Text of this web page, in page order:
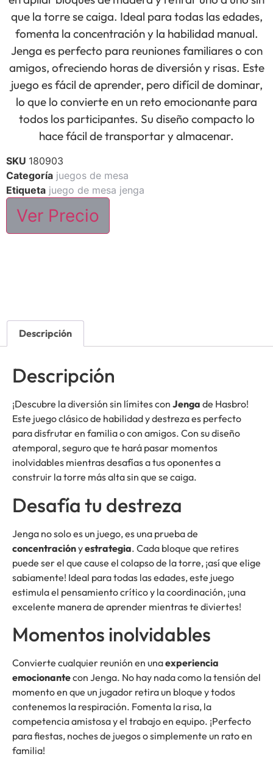
que la torre se caiga. Ideal para todas las edades,
fomenta la concentración y la habilidad manual.
Jenga es perfecto para reuniones familiares o con
amigos, ofreciendo horas de diversión y risas. Este
juego es fácil de aprender, pero difícil de dominar,
lo que lo convierte en un reto emocionante para
todos los participantes. Su diseño compacto lo
hace fácil de transportar y almacenar.
SKU 180903
Categoría juegos de mesa
Etiqueta juego de mesa jenga
Ver Precio
Descripción
Descripción
¡Descubre la diversión sin límites con Jenga de Hasbro!
Este juego clásico de habilidad y destreza es perfecto
para disfrutar en familia o con amigos. Con su diseño
atemporal, seguro que te hará pasar momentos
inolvidables mientras desafías a tus oponentes a
construir la torre más alta sin que se caiga.
Desafía tu destreza
Jenga no solo es un juego, es una prueba de
concentraciónyestrategia. Cada bloque que retires
puede ser el que cause el colapso de la torre, ¡así que elige
sabiamente! Ideal para todas las edades, este juego
estimula el pensamiento crítico y la coordinación, ¡una
excelente manera de aprender mientras te diviertes!
Momentos inolvidables
Convierte cualquier reunión en unaexperiencia
emocionantecon Jenga. No hay nada como la tensión del
momento en que un jugador retira un bloque y todos
contenemos la respiración. Fomenta la risa, la
competencia amistosa y el trabajo en equipo. ¡Perfecto
para fiestas, noches de juegos o simplemente un rato en
familia!